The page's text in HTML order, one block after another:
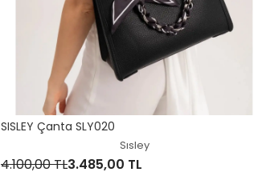
SISLEY Çanta SLY020
Sısley
4.100,00 TL3.485,00 TL